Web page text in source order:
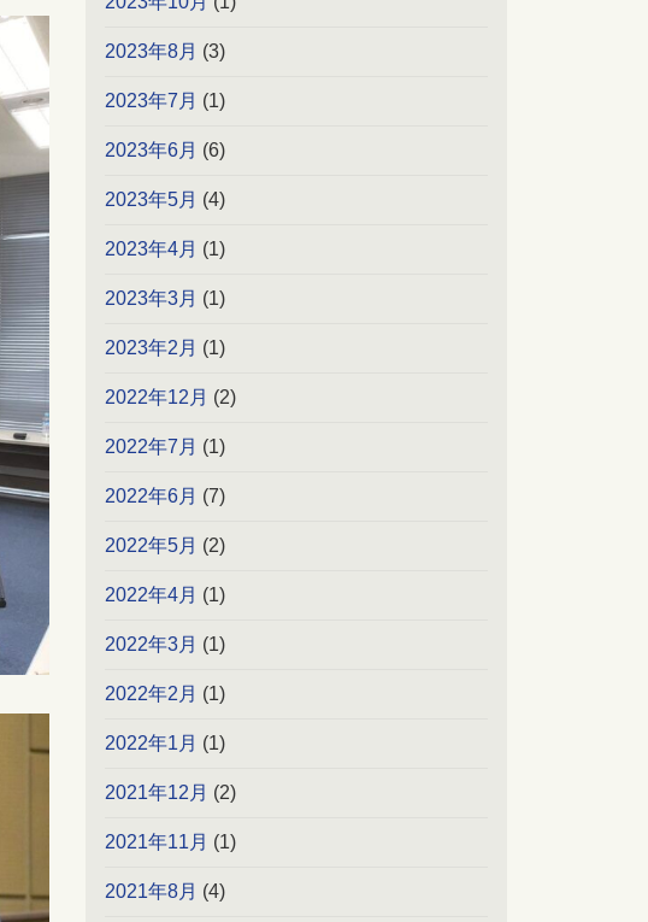
2023年8月 (3)
2023年7月 (1)
2023年6月 (6)
2023年5月 (4)
2023年4月 (1)
2023年3月 (1)
2023年2月 (1)
2022年12月 (2)
2022年7月 (1)
2022年6月 (7)
2022年5月 (2)
2022年4月 (1)
2022年3月 (1)
2022年2月 (1)
2022年1月 (1)
2021年12月 (2)
2021年11月 (1)
2021年8月 (4)